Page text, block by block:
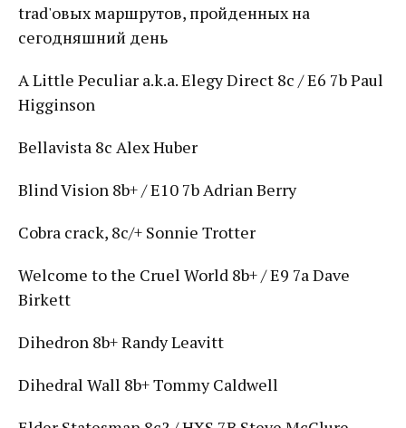
trad'овых маршрутов, пройденных на
сегодняшний день
A Little Peculiar a.k.a. Elegy Direct 8c / E6 7b Paul
Higginson
Bellavista 8c Alex Huber
Blind Vision 8b+ / E10 7b Adrian Berry
Cobra crack, 8c/+ Sonnie Trotter
Welcome to the Cruel World 8b+ / E9 7a Dave
Birkett
Dihedron 8b+ Randy Leavitt
Dihedral Wall 8b+ Tommy Caldwell